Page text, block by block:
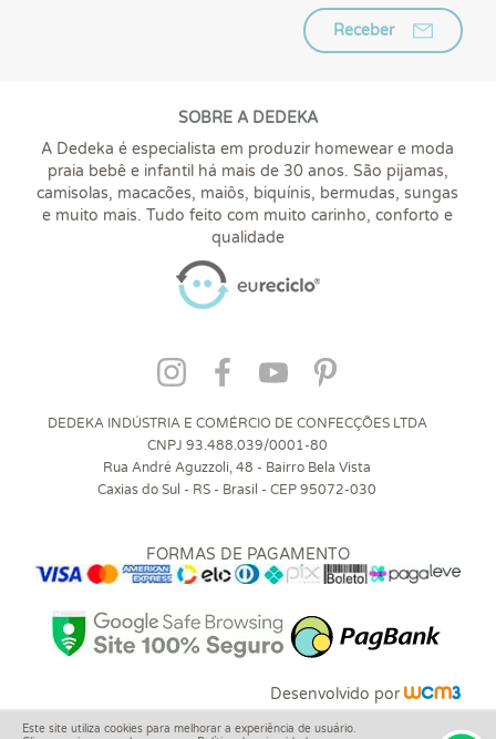
Receber
SOBRE A DEDEKA
A Dedeka é especialista em produzir homewear e moda
praia bebê e infantil há mais de 30 anos. São pijamas,
camisolas, macacões, maiôs, biquínis, bermudas, sungas
e muito mais. Tudo feito com muito carinho, conforto e
qualidade
DEDEKA INDÚSTRIA E COMÉRCIO DE CONFECÇÕES LTDA
CNPJ 93.488.039/0001-80
Rua André Aguzzoli, 48 - Bairro Bela Vista
Caxias do Sul - RS - Brasil - CEP 95072-030
FORMAS DE PAGAMENTO
Desenvolvido por
Este site utiliza cookies para melhorar a experiência de usuário.